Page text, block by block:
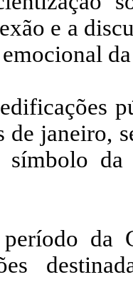
e a
de janeiro,
da
da